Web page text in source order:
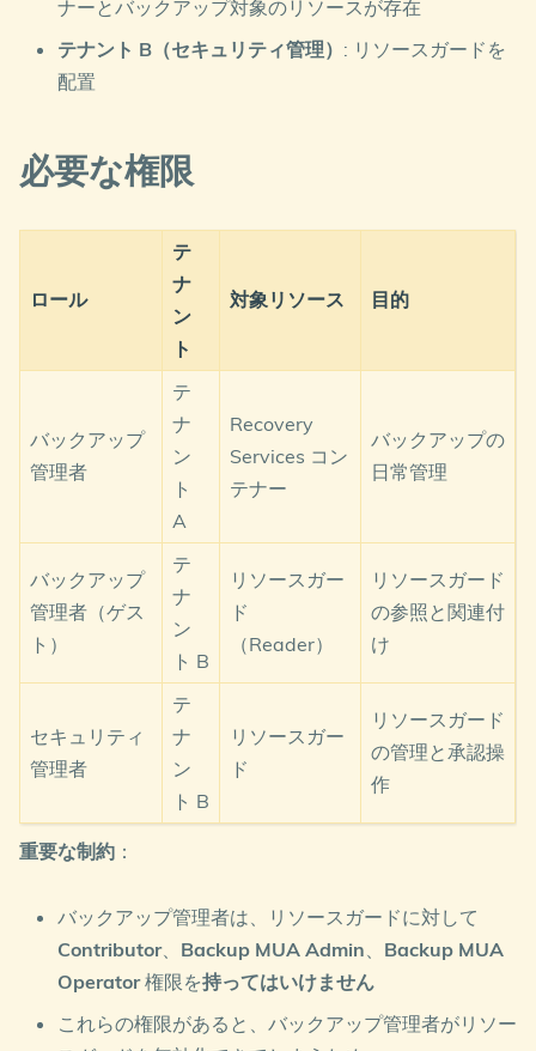
ナーとバックアップ対象のリソースが存在
テナント B（セキュリティ管理） : リソースガードを
配置
必要な権限
ロール
テ
ナ
ン
ト
対象リソース 目的
バックアップ
管理者
テ
ナ
ン
ト
A
Recovery
Services コン
テナー
バックアップの
日常管理
バックアップ
管理者（ゲス
ト）
テ
ナ
ン
ト B
リソースガー
ド
（Reader）
リソースガード
の参照と関連付
け
セキュリティ
管理者
テ
ナ
ン
ト B
リソースガー
ド
リソースガード
の管理と承認操
作
重要な制約 ：
バックアップ管理者は、リソースガードに対して
Contributor、 Backup MUA Admin
Backup MUA
Operator権限を持ってはいけません
これらの権限があると、バックアップ管理者がリソー